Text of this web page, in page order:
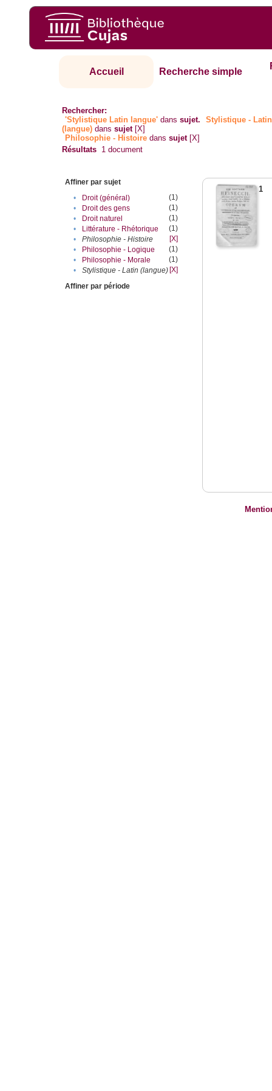
Accueil Recherche simple
Rechercher:
'Stylistique Latin langue' danssujet.
Stylistique - Latin
(langue) danssujet [X]
Philosophie - Histoire danssujet [X]
Résultats 1 document
Affiner par sujet
•
Droit (général)
(1)
•
Droit des gens
(1)
•
Droit naturel
(1)
•
Littérature - Rhétorique
(1)
•
Philosophie - Histoire
[X]
•
Philosophie - Logique
(1)
•
Philosophie - Morale
(1)
•
Stylistique - Latin (langue) [X]
Affiner par période
1